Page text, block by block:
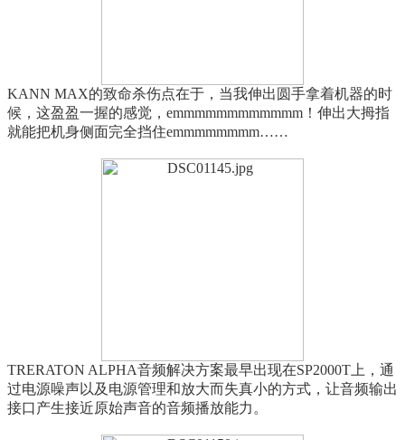
KANN MAX的致命杀伤点在于，当我伸出圆手拿着机器的时
候，这盈盈一握的感觉，emmmmmmmmmmmm！伸出大拇指
就能把机身侧面完全挡住emmmmmmmm……
TRERATON ALPHA音频解决方案最早出现在SP2000T上，通
过电源噪声以及电源管理和放大而失真小的方式，让音频输出
接口产生接近原始声音的音频播放能力。